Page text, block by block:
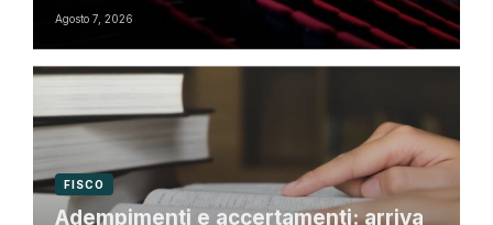
Agosto 7, 2026
FISCO
Adempimenti e accertamenti: arriva